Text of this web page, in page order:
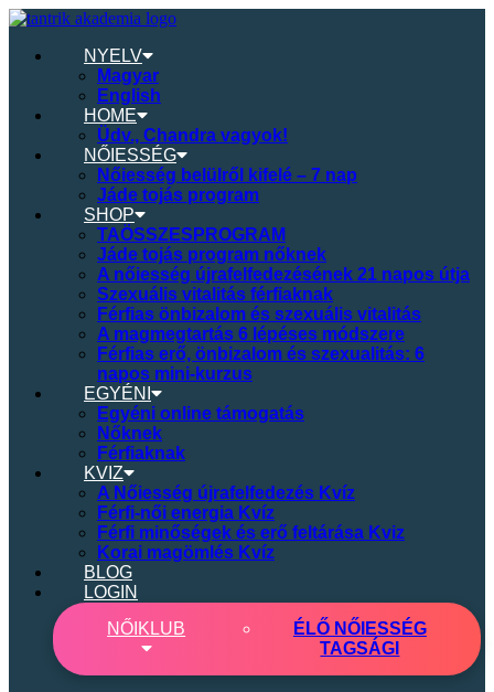
NYELV
Magyar
English
HOME
Üdv., Chandra vagyok!
NŐIESSÉG
Nőiesség belülről kifelé – 7 nap
Jáde tojás program
SHOP
TAÖSSZESPROGRAM
Jáde tojás program nőknek
A nőiesség újrafelfedezésének 21 napos útja
Szexuális vitalitás férfiaknak
Férfias önbizalom és szexuális vitalitás
A magmegtartás 6 lépéses módszere
Férfias erő, önbizalom és szexualitás: 6
napos mini-kurzus
EGYÉNI
Egyéni online támogatás
Nőknek
Férfiaknak
KVIZ
A Nőiesség újrafelfedezés Kvíz
Férfi-női energia Kvíz
Férfi minőségek és erő feltárása Kviz
Korai magömlés Kvíz
BLOG
LOGIN
NŐI KLUB
ÉLŐ NŐIESSÉG
TAGSÁGI